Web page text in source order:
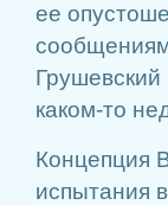
ее
каком-то
Концепция
испытания